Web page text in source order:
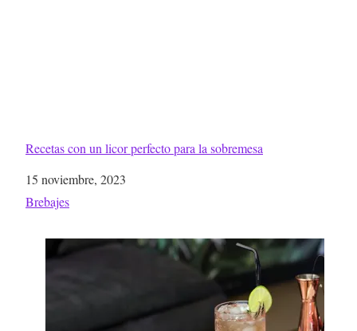
Recetas con un licor perfecto para la sobremesa
Fecha
15 noviembre, 2023
Respecto a
Brebajes